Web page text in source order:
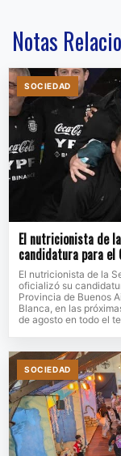
Notas
SOCIEDAD
El nutricionista de
candidatura para el
El nutricionista de la
oficializó su
Provincia de Buenos
Blanca, en las
de agosto en todo el
SOCIEDAD